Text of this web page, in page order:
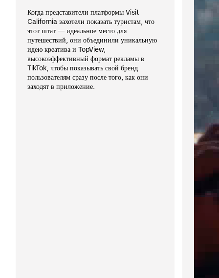
Когда представители платформы Visit
California захотели показать туристам, что
этот штат — идеальное место для
путешествий, они объединили уникальную
идею креатива и TopView,
высокоэффективный формат рекламы в
TikTok, чтобы показывать свой бренд
пользователям сразу после того, как они
заходят в приложение.